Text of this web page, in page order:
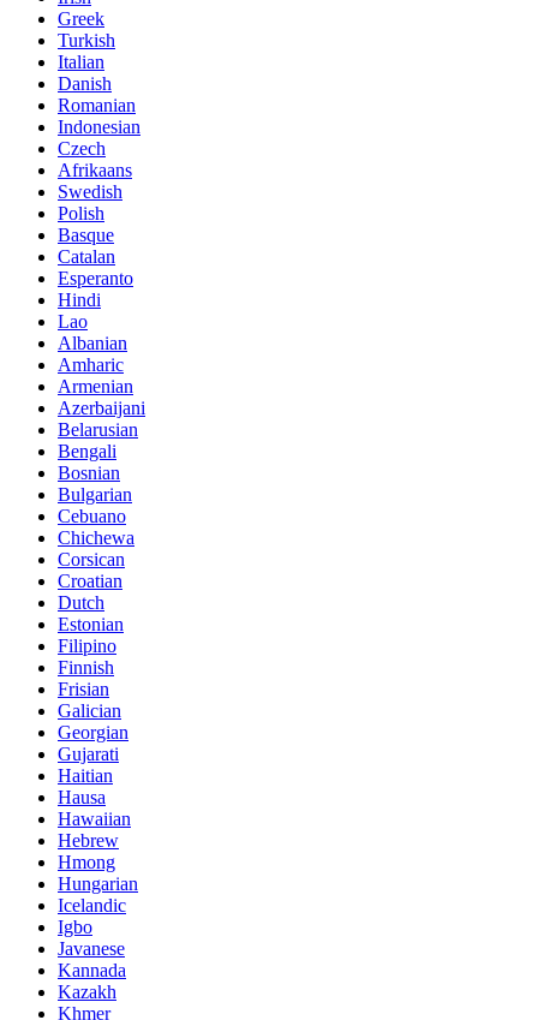
Greek
Turkish
Italian
Danish
Romanian
Indonesian
Czech
Afrikaans
Swedish
Polish
Basque
Catalan
Esperanto
Hindi
Lao
Albanian
Amharic
Armenian
Azerbaijani
Belarusian
Bengali
Bosnian
Bulgarian
Cebuano
Chichewa
Corsican
Croatian
Dutch
Estonian
Filipino
Finnish
Frisian
Galician
Georgian
Gujarati
Haitian
Hausa
Hawaiian
Hebrew
Hmong
Hungarian
Icelandic
Igbo
Javanese
Kannada
Kazakh
Khmer